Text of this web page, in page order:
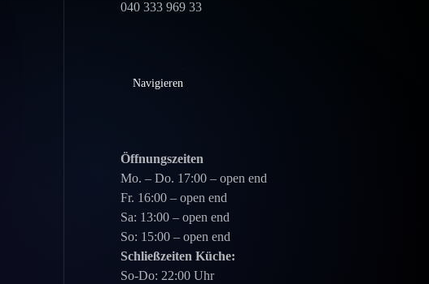
040 333 969 33
Navigieren
Öffnungszeiten
Mo. – Do. 17:00 – open end
Fr. 16:00 – open end
Sa: 13:00 – open end
So: 15:00 – open end
Schließzeiten Küche:
So-Do: 22:00 Uhr